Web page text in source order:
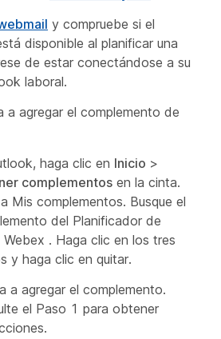
y compruebe si el
disponible al planificar una
de estar conectándose a su
laboral.
a agregar el complemento de
haga clic en Inicio >
complementos en la cinta.
Mis complementos. Busque el
del Planificador de
Webex . Haga clic en los tres
y haga clic en quitar.
a agregar el complemento.
el Paso 1 para obtener